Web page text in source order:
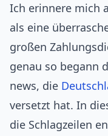
Ich erinnere mich
als eine
großen
genau so begann
news, die
versetzt hat. In
die Schlagzeilen